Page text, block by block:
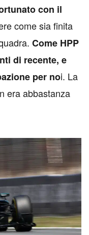
con il
come sia finita
Come HPP
di recente, e
per noi. La
era abbastanza